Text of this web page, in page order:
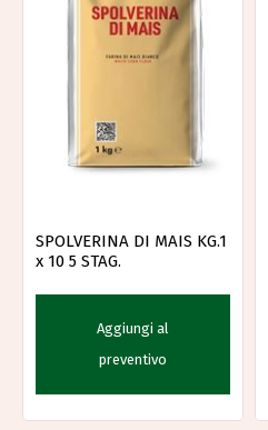
SPOLVERINA DI MAIS KG.1
x 10 5 STAG.
Aggiungi al
preventivo